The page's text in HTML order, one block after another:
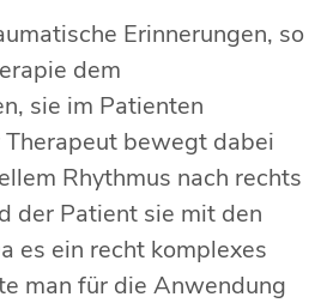
Erinnerungen, so
dem
sie im Patienten
bewegt dabei
Rhythmus nach rechts
der Patient sie mit den
es ein recht komplexes
man für die Anwendung